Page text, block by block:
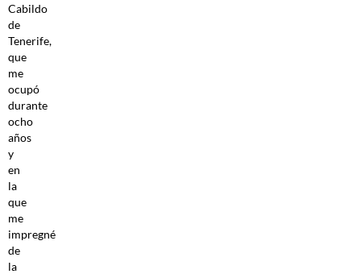
Cabildo
de
Tenerife,
que
me
ocupó
durante
ocho
años
y
en
la
que
me
impregné
de
la